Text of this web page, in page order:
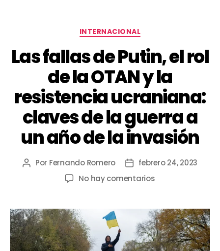
INTERNACIONAL
Las fallas de Putin, el rol
de la OTAN y la
resistencia ucraniana:
claves de la guerra a
un año de la invasión
Por Fernando Romero
febrero 24, 2023
No hay comentarios